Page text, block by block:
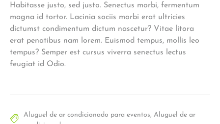
Habitasse justo, sed justo. Senectus morbi, fermentum
magna id tortor. Lacinia sociis morbi erat ultricies
dictumst condimentum dictum nascetur? Vitae litora
erat penatibus nam lorem. Euismod tempus, mollis leo
tempus? Semper est cursus viverra senectus lectus
feugiat id Odio.
Aluguel de ar condicionado para eventos, Aluguel de ar